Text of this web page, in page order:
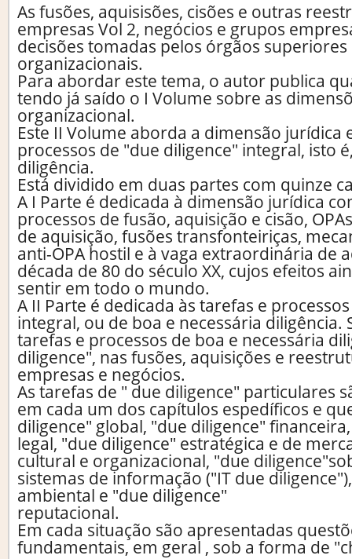
As fusões, aquisisões, cisões e outras
empresas Vol 2, negócios e grupos
decisões tomadas pelos órgãos
organizacionais.
Para abordar este tema, o autor publica
tendo já saído o I Volume sobre as
organizacional.
Este II Volume aborda a dimensão jurídica
processos de "due diligence" integral, isto
diligência.
Está dividido em duas partes com quinze
A I Parte é dedicada à dimensão jurídica
processos de fusão, aquisição e cisão,
de aquisição, fusões transfonteiriças,
anti-OPA hostil e à vaga extraordinária de
década de 80 do século XX, cujos efeitos
sentir em todo o mundo.
A II Parte é dedicada às tarefas e
integral, ou de boa e necessária diligência.
tarefas e processos de boa e necessária
diligence", nas fusões, aquisições e
empresas e negócios.
As tarefas de " due diligence" particulares
em cada um dos capítulos espedíficos e
diligence" global, "due diligence"
legal, "due diligence" estratégica e de
cultural e organizacional, "due
sistemas de informação ("IT due
ambiental e "due diligence"
reputacional.
Em cada situação são apresentadas
fundamentais, em geral , sob a forma de